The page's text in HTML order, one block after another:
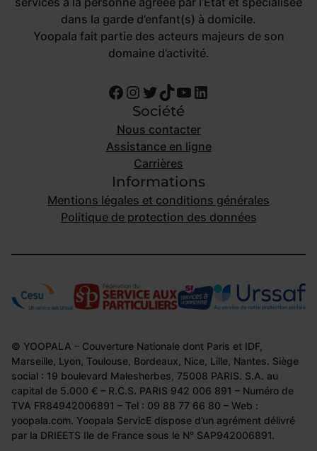
dans la garde d’enfant(s) à domicile.
Yoopala fait partie des acteurs majeurs de son
domaine d’activité.
Facebook Instagram Twitter TikTok YouTube LinkedIn
Société
Nous contacter
Assistance en ligne
Carrières
Informations
Mentions légales et conditions générales
Politique de protection des données
© YOOPALA – Couverture Nationale dont Paris et IDF,
Marseille, Lyon, Toulouse, Bordeaux, Nice, Lille, Nantes. Siège
social : 19 boulevard Malesherbes, 75008 PARIS. S.A. au
capital de 5.000 € – R.C.S. PARIS 942 006 891 – Numéro de
TVA FR84942006891 – Tel : 09 88 77 66 80 – Web :
yoopala.com. Yoopala ServicE dispose d’un agrément délivré
par la DRIEETS Ile de France sous le N° SAP942006891.